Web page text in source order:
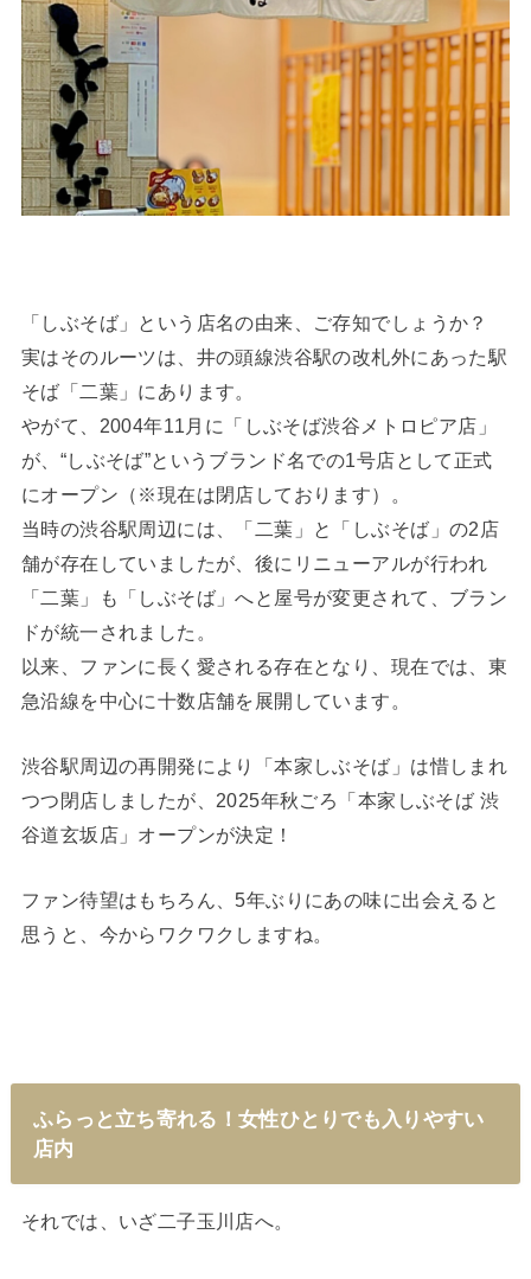
「しぶそば」という店名の由来、ご存知でしょうか？
実はそのルーツは、井の頭線渋谷駅の改札外にあった駅
そば「二葉」にあります。
やがて、2004年11月に「しぶそば渋谷メトロピア店」
が、“しぶそば”というブランド名での1号店として正式
にオープン（※現在は閉店しております）。
当時の渋谷駅周辺には、「二葉」と「しぶそば」の2店
舗が存在していましたが、後にリニューアルが行われ
「二葉」も「しぶそば」へと屋号が変更されて、ブラン
ドが統一されました。
以来、ファンに長く愛される存在となり、現在では、東
急沿線を中心に十数店舗を展開しています。
渋谷駅周辺の再開発により「本家しぶそば」は惜しまれ
つつ閉店しましたが、2025年秋ごろ「本家しぶそば 渋
谷道玄坂店」オープンが決定！
ファン待望はもちろん、5年ぶりにあの味に出会えると
思うと、今からワクワクしますね。
ふらっと立ち寄れる！女性ひとりでも入りやすい
店内
それでは、いざ二子玉川店へ。